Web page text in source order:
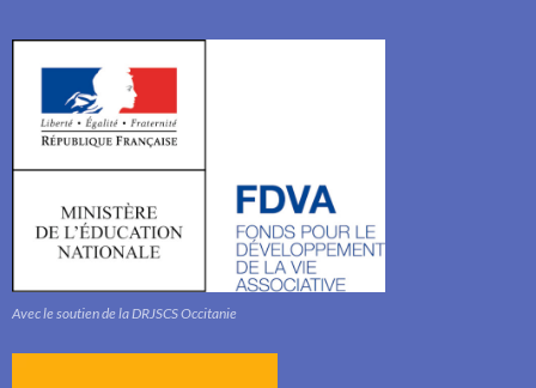
Avec le soutien de la DRJSCS Occitanie